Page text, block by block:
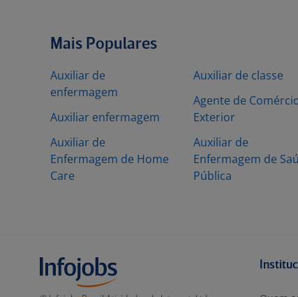
Mais Populares
Auxiliar de
enfermagem
Auxiliar enfermagem
Auxiliar de
Enfermagem de Home
Care
Auxiliar de classe
Agente de
Exterior
Auxiliar de
Enfermagem de
Pública